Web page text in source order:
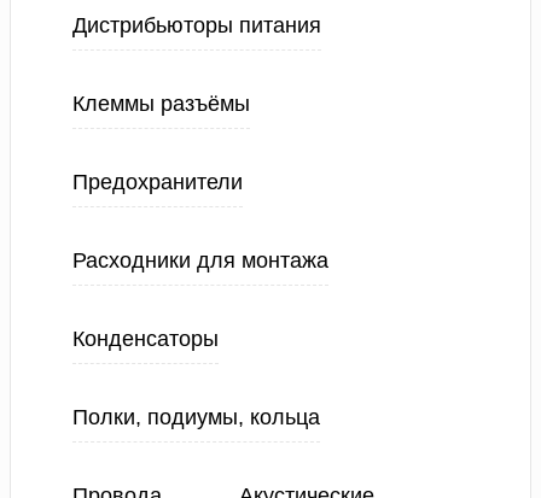
Дистрибьюторы питания
Клеммы разъёмы
Предохранители
Расходники для монтажа
Конденсаторы
Полки, подиумы, кольца